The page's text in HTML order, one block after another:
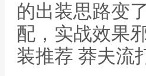
的出装思路变
配，实战效果
装推荐 莽夫流